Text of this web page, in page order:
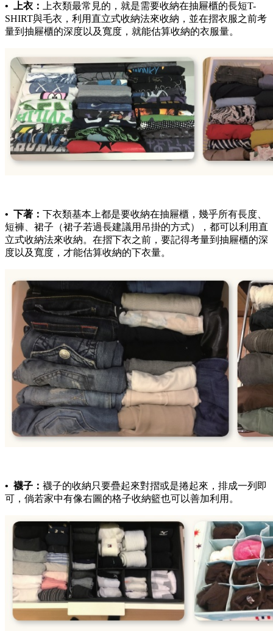
• 上衣：
上衣類最常見的，就是需要收納在抽屜櫃的長短T-
SHIRT與毛衣，利用直立式收納法來收納，並在摺衣服之前考
量到抽屜櫃的深度以及寬度，就能估算收納的衣服量。
• 下著： 下衣類基本上都是要收納在抽屜櫃，幾乎所有長度、
短褲、裙子（裙子若過長建議用吊掛的方式），都可以利用直
立式收納法來收納。在摺下衣之前，要記得考量到抽屜櫃的深
度以及寬度，才能估算收納的下衣量。
• 襪子： 襪子的收納只要疊起來對摺或是捲起來，排成一列即
可，倘若家中有像右圖的格子收納籃也可以善加利用。